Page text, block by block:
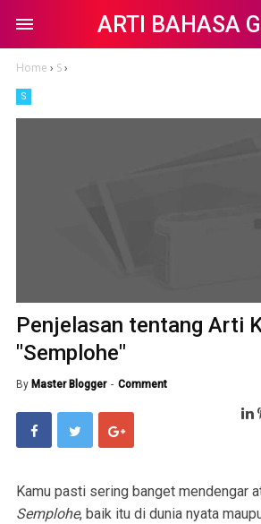
ARTI BAHASA
Home › S›
S
Penjelasan tentang Arti
"Semplohe"
By Master Blogger Comment
Kamu pasti sering banget mendengar
Semplohe, baik itu di dunia nyata